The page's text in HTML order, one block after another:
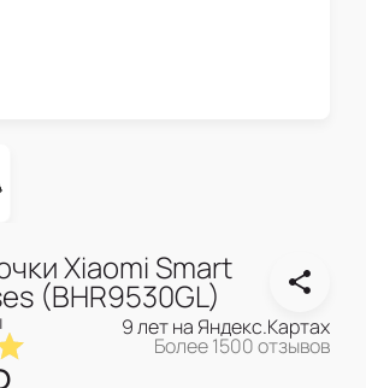
Xiaomi Smart
(BHR9530GL)
9 лет на Яндекс.Картах
Более 1500 отзывов